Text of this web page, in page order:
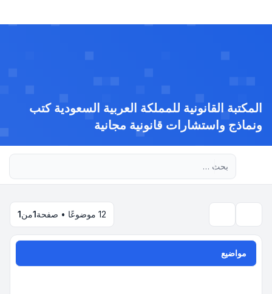
المكتبة القانونية للمملكة العربية السعودية كتب
ونماذج واستشارات قانونية مجانية
12 موضوعًا • صفحة 1من1
مواضيع